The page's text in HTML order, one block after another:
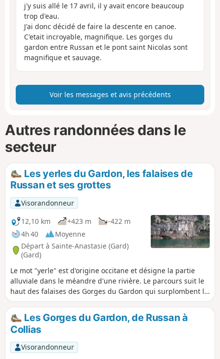
j'y suis allé le 17 avril, il y avait encore beaucoup
trop d'eau.
J'ai donc décidé de faire la descente en canoe.
C'etait incroyable, magnifique. Les gorges du
gardon entre Russan et le pont saint Nicolas sont
magnifique et sauvage.
Voir les messages et avis précédents
Autres randonnées dans le
secteur
Les yerles du Gardon, les falaises de
Russan et ses grottes
Visorandonneur
12,10 km
+423 m
-422 m
4h 40
Moyenne
Départ à Sainte-Anastasie (Gard)
(Gard)
Le mot "yerle" est d'origine occitane et désigne la partie
alluviale dans le méandre d'une rivière. Le parcours suit le
haut des falaises des Gorges du Gardon qui surplombent la
rivière d'une centaine de mètres. De nombreuses grottes
sont visibles dans les falaises, dont la Grotte de la Trône
(actuellement fermée pour la préserver) qui contient des
peintures vieilles de 37 milliers d'années. On descend
jusqu'au Gardon à deux reprises puis on fait un petit tour
sur la grande falaise de Russan.
Les Gorges du Gardon, de Russan à
Collias
Visorandonneur